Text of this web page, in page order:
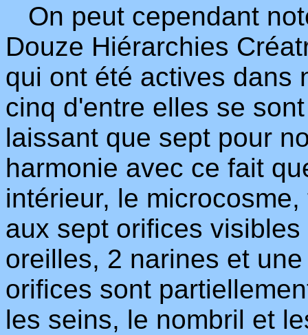
On peut cependant
Douze Hiérarchies
qui ont été actives dans
cinq d'entre elles se
laissant que sept pour
harmonie avec ce fait
intérieur, le
aux sept orifices
oreilles, 2 narines et
orifices sont
les seins, le nombril et